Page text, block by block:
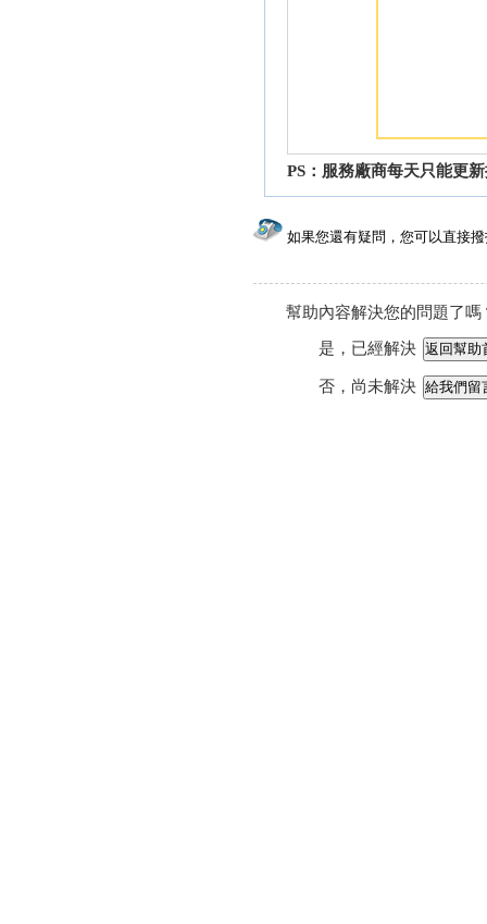
PS：服務廠商每天只能更
如果您還有疑問，您可以直接
幫助內容解決您的問題了嗎
是，已經解決
否，尚未解決